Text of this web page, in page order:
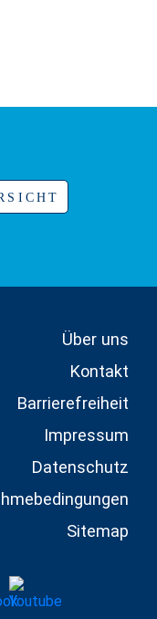
Über uns
Kontakt
Barrierefreiheit
Impressum
Datenschutz
Sitemap